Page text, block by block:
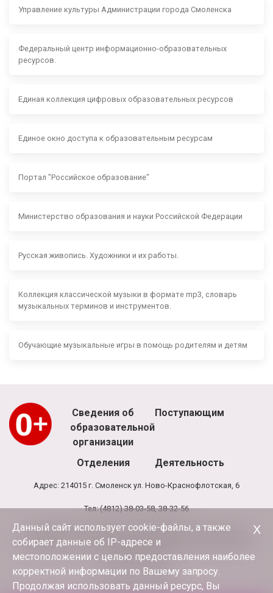
Управление культуры Администрации города Смоленска
Федеральный центр информационно-образовательных
ресурсов.
Единая коллекция цифровых образовательных ресурсов
Единое окно доступа к образовательным ресурсам
Портал "Российское образование"
Министерство образования и науки Российской Федерации
Русская живопись. Художники и их работы.
Коллекция классической музыки в формате mp3, словарь
музыкальных терминов и инструментов.
Обучающие музыкальные игры в помощь родителям и детям
Сведения об
образовательной
организации
Поступающим
Отделения Деятельность
Адрес: 214015 г. Смоленск ул. Ново-Краснофлотская, 6
Тел: (4812) 38-03-58, 38-32-56
Режим работы школы: 8.00 - 20.00, выходной - воскресенье
Режим работы администрации и бухгалтерии школы: 9.00-17.30,
обед 13.00-13.30
E-mail: terciya3@mail.ru
Данный сайт использует cookie-файлы, а также
собирает данные об IP-адресе и
местоположении с целью предоставления наиболее
корректной информации по Вашему запросу.
Продолжая использовать данный ресурс, Вы
Х